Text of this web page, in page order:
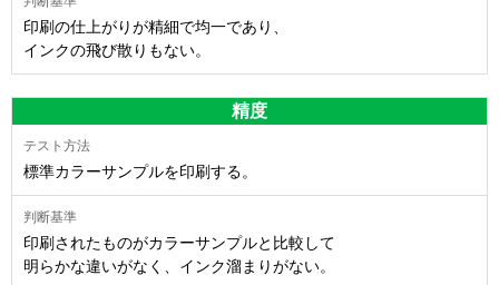
印刷の仕上がりが精細で均一であり、
インクの飛び散りもない。
精度
標準カラーサンプルを印刷する。
印刷されたものがカラーサンプルと比較して
明らかな違いがなく、インク溜まりがない。